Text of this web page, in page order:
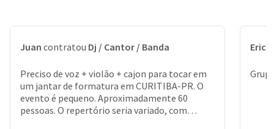
Juan contratou Dj / Cantor / Banda
Preciso de voz + violão + cajon para tocar em
um jantar de formatura em CURITIBA-PR. O
evento é pequeno. Aproximadamente 60
pessoas. O repertório seria variado, com
músicas de barzinho.
Erick